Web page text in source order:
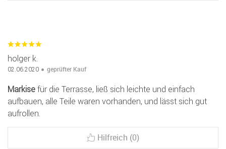
holger k.
02.06.2020 geprüfter Kauf
Markise für die Terrasse, ließ sich leichte und einfach
aufbauen, alle Teile waren vorhanden, und lässt sich gut
aufrollen.
Hilfreich (0)